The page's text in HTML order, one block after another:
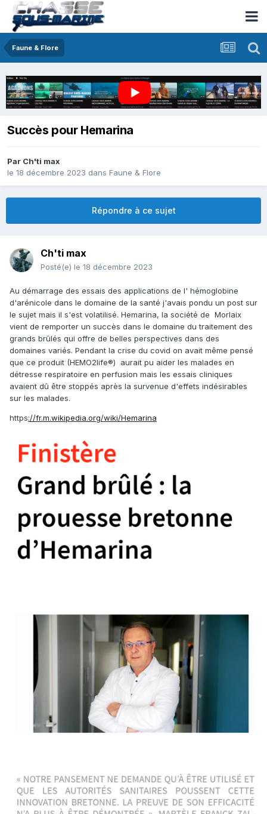
Faune & Flore
Succès pour Hemarina
Par Ch'ti max
le 18 décembre 2023 dans Faune & Flore
Répondre à ce sujet
Ch'ti max
Posté(e) le 18 décembre 2023
Au démarrage des essais des applications de l' hémoglobine
d'arénicole dans le domaine de la santé j'avais pondu un post sur
le sujet mais il s'est volatilisé. Hemarina, la société de Morlaix
vient de remporter un succès dans le domaine du traitement des
grands brûlés qui offre de belles perspectives dans des
domaines variés. Pendant la crise du covid on avait même pensé
que ce produit (HEMO2life®) aurait pu aider les malades en
détresse respiratoire en perfusion mais les essais cliniques
avaient dû être stoppés après la survenue d'effets indésirables
sur les malades.
https://fr.m.wikipedia.org/wiki/Hemarina